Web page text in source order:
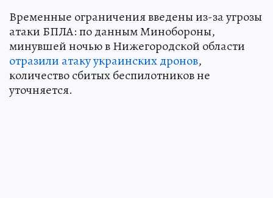
Временные ограничения введены из-за угрозы
атаки БПЛА: по данным Минобороны,
минувшей ночью в Нижегородской области
отразили атаку украинских дронов,
количество сбитых беспилотников не
уточняется.